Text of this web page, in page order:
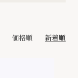
価格順 新着順